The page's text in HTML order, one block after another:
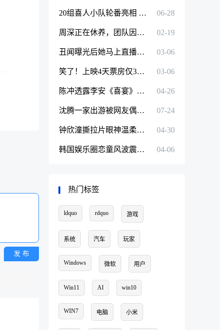
发 布
20组喜人小队轮番亮相 腾讯视频《喜人奇妙夜》欢乐来袭！ 06-28
周深正在休养，团队因其演唱会取消再次致歉：感谢大家的理解与包容 02-19
丑闻曝光后她马上直播带货？网友：她很美，但令人作呕 03-06
笑了！上映4天票房仅36万元，贾玲把张晋这部新片打惨了 03-06
陈冲透露李安《喜宴》重拍新版 她本人也将参演 04-26
沈腾一家出游被网友偶遇！王琦穿T恤纯素颜出镜，尽显端庄大气美 07-24
钟欣潼撕拉片眼神温柔似水状态好 04-30
韩国娱乐圈恋童风波震荡！女团MV有大量擦边元素，评论区被惨喷要求下架 04-06
热门标签
ldquo rdquo 游戏
系统 汽车 玩家
Windows 微软 用户
Win11 AI win10
WIN7 电脑 小米